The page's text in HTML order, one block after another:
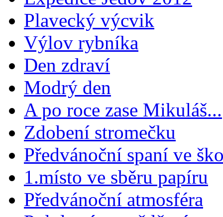
Plavecký výcvik
Výlov rybníka
Den zdraví
Modrý den
A po roce zase Mikuláš...
Zdobení stromečku
Předvánoční spaní ve
1.místo ve sběru papíru
Předvánoční atmosféra